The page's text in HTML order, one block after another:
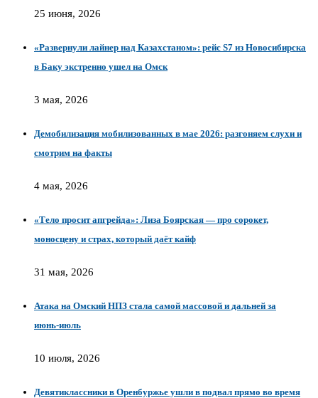
25 июня, 2026
«Развернули лайнер над Казахстаном»: рейс S7 из Новосибирска
в Баку экстренно ушел на Омск
3 мая, 2026
Демобилизация мобилизованных в мае 2026: разгоняем слухи и
смотрим на факты
4 мая, 2026
«Тело просит апгрейда»: Лиза Боярская — про сорокет,
моносцену и страх, который даёт кайф
31 мая, 2026
Атака на Омский НПЗ стала самой массовой и дальней за
июнь‑июль
10 июля, 2026
Девятиклассники в Оренбуржье ушли в подвал прямо во время